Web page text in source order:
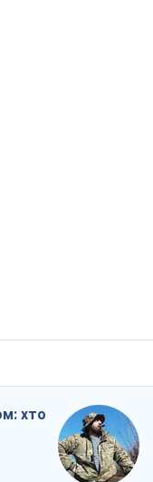
хто